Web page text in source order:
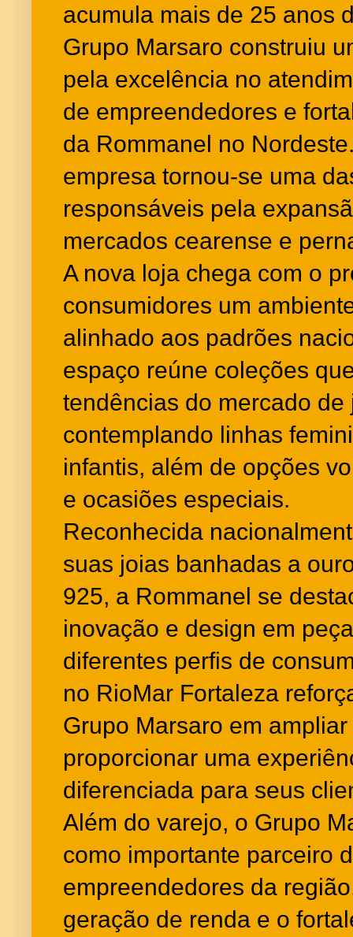
acumula mais de 25 anos
Grupo Marsaro construiu
pela excelência no
de empreendedores e
da Rommanel no
empresa tornou-se uma
responsáveis pela
mercados cearense e
A nova loja chega com o
consumidores um
alinhado aos padrões
espaço reúne coleções
tendências do mercado
contemplando linhas
infantis, além de opções
e ocasiões especiais.
Reconhecida
suas joias banhadas a
925, a Rommanel se
inovação e design em
diferentes perfis de
no RioMar Fortaleza
Grupo Marsaro em
proporcionar uma
diferenciada para seus
Além do varejo, o Grupo
como importante parceiro
empreendedores da
geração de renda e o